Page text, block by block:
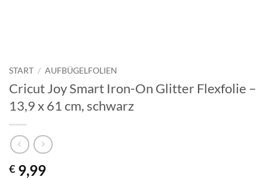
START / AUFBÜGELFOLIEN
Cricut Joy Smart Iron-On Glitter Flexfolie –
13,9 x 61 cm, schwarz
€ 9,99